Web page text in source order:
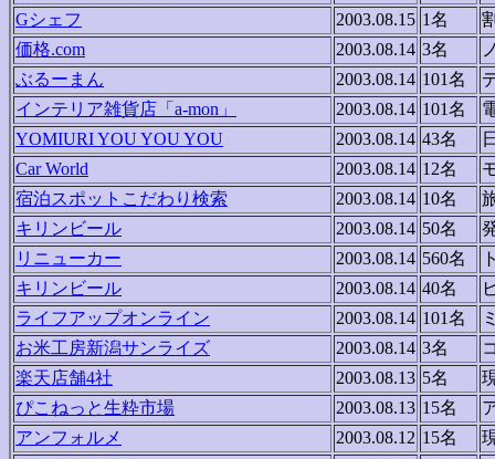
Gシェフ
2003.08.15 1名
価格.com
2003.08.14 3名
ぶるーまん
2003.08.14 101名
インテリア雑貨店「a-mon」
2003.08.14 101名
YOMIURI YOU YOU YOU
2003.08.14 43名
Car World
2003.08.14 12名
宿泊スポットこだわり検索
2003.08.14 10名
キリンビール
2003.08.14 50名
リニューカー
2003.08.14 560名
キリンビール
2003.08.14 40名
ライフアップオンライン
2003.08.14 101名
お米工房新潟サンライズ
2003.08.14 3名
楽天店舗4社
2003.08.13 5名
ぴこねっと生粋市場
2003.08.13 15名
アンフォルメ
2003.08.12 15名